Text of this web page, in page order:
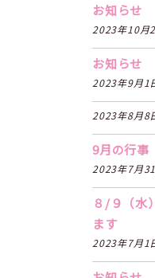
お知らせ
2023年10月
お知らせ
2023年9月1
2023年8月8
9月の行事
2023年7月
８/９（水
ます
2023年7月1